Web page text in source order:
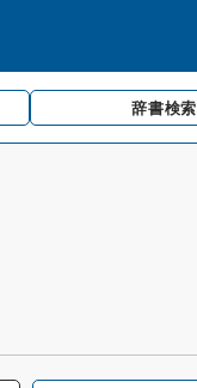
辞書検索